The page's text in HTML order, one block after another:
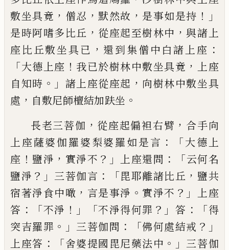
敷坐具竟 ， 僧忍 ，默然故 ， 是事如是持 ！」
是時阿嗜多比丘 ， 從座起至樹林中 ，與諸上
座比丘敷坐具已 ， 還到集僧中白諸上座 ：
「大德 上座 ！ 我已於樹林中敷坐具竟 ，
上座
自知時 。」 諸上座從座起 ， 向樹林中敷坐具
處 ， 自敷尼師檀結加趺坐 。
長老三菩伽 ， 從座起偏袒右臂 ， 合手向
上座薩婆伽羅婆梨婆羅如是言 ：「大德上
座 ！ 鹽淨 ， 實淨不 ？」 上座還問 ：「云何名
鹽淨 ？」 三菩伽言 ：「毘耶離諸比丘 ， 鹽共
宿著淨食中噉 ， 言是事淨 。 實淨不 ？」
上座
答 ：「不淨 ！」「不淨得何罪 ？」 答 ：「得
突吉羅罪 。」 三菩伽問 ：「佛何處結戒 ？」
上座答 ：「舍婆提國毘尼藥法中 。」 三菩伽